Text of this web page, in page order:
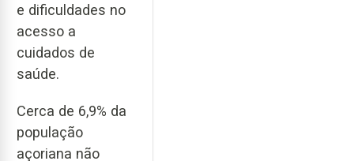
e dificuldades no
acesso a
cuidados de
saúde.
Cerca de 6,9% da
população
açoriana não